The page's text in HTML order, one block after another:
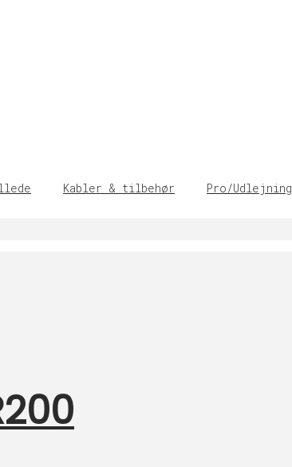
Kabler & tilbehør Pro/Udlejning